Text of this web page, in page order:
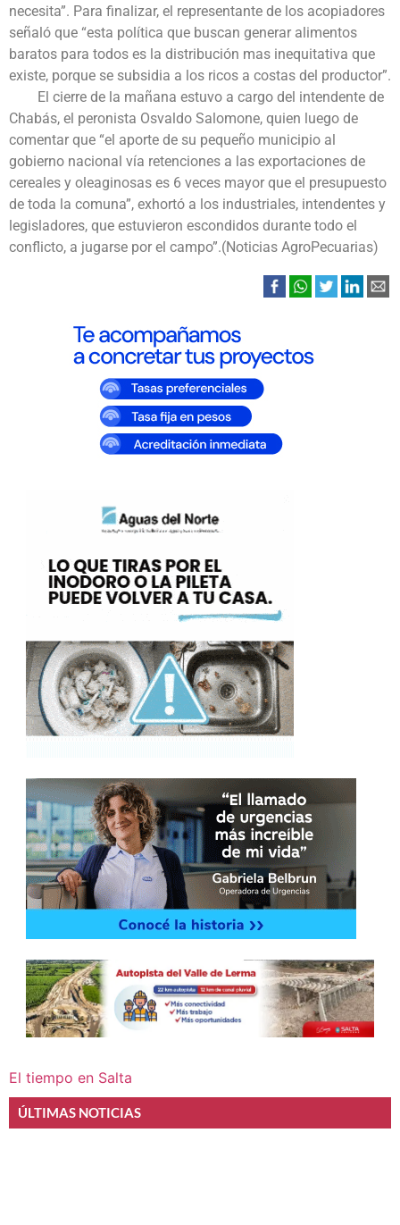
necesita”. Para finalizar, el representante de los acopiadores
señaló que “esta política que buscan generar alimentos
baratos para todos es la distribución mas inequitativa que
existe, porque se subsidia a los ricos a costas del productor”.
El cierre de la mañana estuvo a cargo del intendente de
Chabás, el peronista Osvaldo Salomone, quien luego de
comentar que “el aporte de su pequeño municipio al
gobierno nacional vía retenciones a las exportaciones de
cereales y oleaginosas es 6 veces mayor que el presupuesto
de toda la comuna”, exhortó a los industriales, intendentes y
legisladores, que estuvieron escondidos durante todo el
conflicto, a jugarse por el campo”.(Noticias AgroPecuarias)
El tiempo en Salta
ÚLTIMAS NOTICIAS